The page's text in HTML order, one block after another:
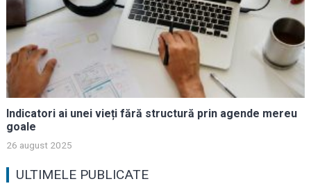
Indicatori ai unei vieți fără structură prin agende mereu
goale
26 august 2025
ULTIMELE PUBLICATE